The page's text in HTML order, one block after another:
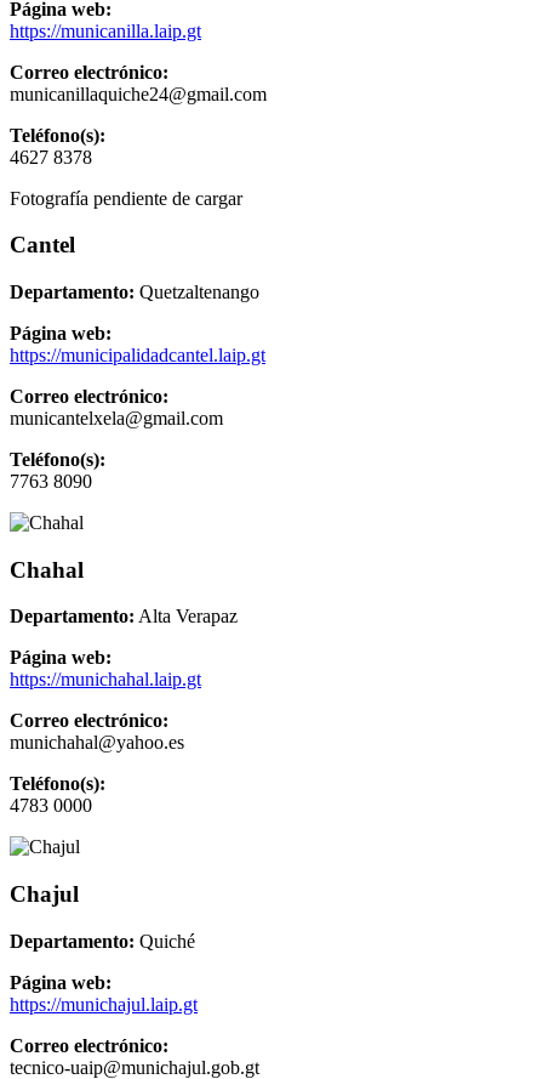
Página web:
https://municanilla.laip.gt
Correo electrónico:
municanillaquiche24@gmail.com
Teléfono(s):
4627 8378
Fotografía pendiente de cargar
Cantel
Departamento: Quetzaltenango
Página web:
https://municipalidadcantel.laip.gt
Correo electrónico:
municantelxela@gmail.com
Teléfono(s):
7763 8090
Chahal
Departamento: Alta Verapaz
Página web:
https://munichahal.laip.gt
Correo electrónico:
munichahal@yahoo.es
Teléfono(s):
4783 0000
Chajul
Departamento: Quiché
Página web:
https://munichajul.laip.gt
Correo electrónico:
tecnico-uaip@munichajul.gob.gt